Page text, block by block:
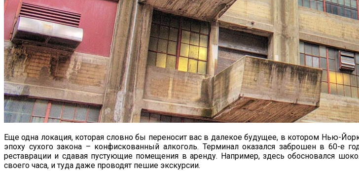
Еще одна локация, которая словно бы переносит вас в далекое будущее, в котором Нью-
эпоху сухого закона – конфискованный алкоголь. Терминал оказался заброшен в 60-
реставрации и сдавая пустующие помещения в аренду. Например, здесь обосновался
своего часа, и туда даже проводят пешие экскурсии.